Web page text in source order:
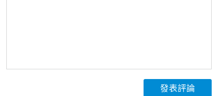
發表評論